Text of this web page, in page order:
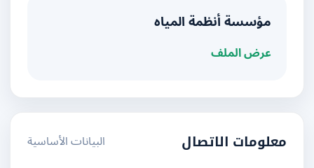
مؤسسة أنظمة المياه
عرض الملف
معلومات الاتصال
البيانات الأساسية